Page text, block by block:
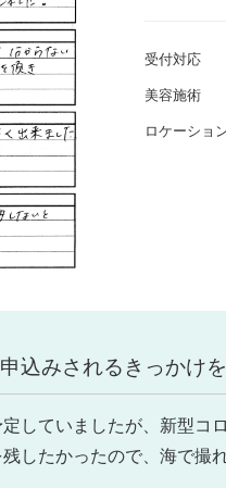
受付対応
美容施術
ロケーショ
込みされるきっかけ
していましたが、新型コ
したかったので、海で撮